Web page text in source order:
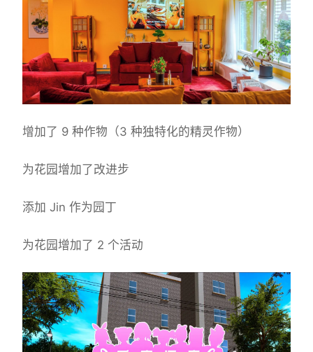
增加了 9 种作物（3 种独特化的精灵作物）
为花园增加了改进步
添加 Jin 作为园丁
为花园增加了 2 个活动